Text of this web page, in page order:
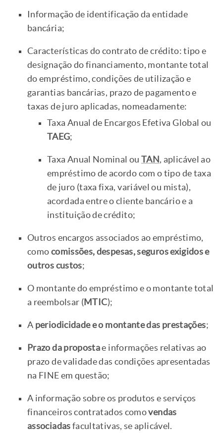
Informação de identificação da entidade
bancária;
Características do contrato de crédito: tipo e
designação do financiamento, montante total
do empréstimo, condições de utilização e
garantias bancárias, prazo de pagamento e
taxas de juro aplicadas, nomeadamente:
Taxa Anual de Encargos Efetiva Global ou
TAEG;
Taxa Anual Nominal ou TAN , aplicável ao
empréstimo de acordo com o tipo de taxa
de juro (taxa fixa, variável ou mista),
acordada entre o cliente bancário e a
instituição de crédito;
Outros encargos associados ao empréstimo,
como comissões, despesas, seguros exigidos e
outros custos;
O montante do empréstimo e o montante total
a reembolsar (MTIC);
A periodicidade e o montante das prestações;
Prazo da propostae informações relativas ao
prazo de validade das condições apresentadas
na FINE em questão;
A informação sobre os produtos e serviços
financeiros contratados comovendas
associadas facultativas, se aplicável.